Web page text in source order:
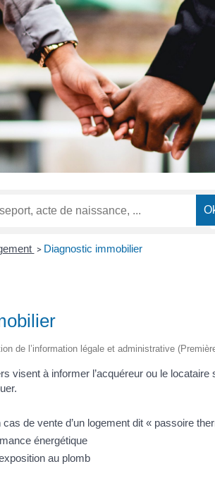
> Diagnostic immobilier
de l’information légale et administrative
visent à informer l’acquéreur ou le locataire
de vente d’un logement dit « passoire
énergétique
au plomb